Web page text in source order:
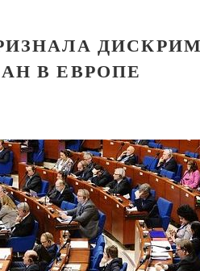
В ЕВРОПЕ
своё место в жизни
Мурышев